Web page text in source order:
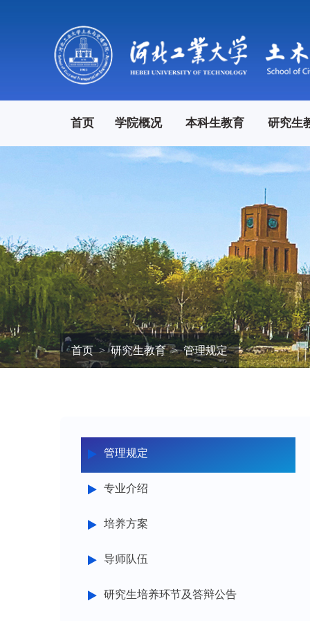
首页 学院概况 本科生教育 研究生
首页 研究生教育 管理规定
管理规定
专业介绍
培养方案
导师队伍
研究生培养环节及答辩公告